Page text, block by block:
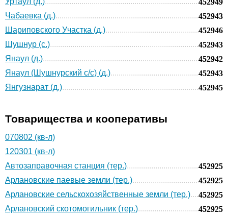
452949
Чабаевка (д.)
452943
Шариповского Участка (д.)
452946
Шушнур (с.)
452943
Янаул (д.)
452942
Янаул (Шушнурский с/с) (д.)
452943
Янгузнарат (д.)
452945
Товарищества и кооперативы
070802 (кв-л)
120301 (кв-л)
Автозаправочная станция (тер.)
452925
Арлановские паевые земли (тер.)
452925
Арлановские сельскохозяйственные земли (тер.)
452925
Арлановский скотомогильник (тер.)
452925